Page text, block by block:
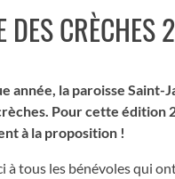
DES CRÈCHES
année, la paroisse Saint-
Pour cette édition
à la proposition !
à tous les bénévoles qui